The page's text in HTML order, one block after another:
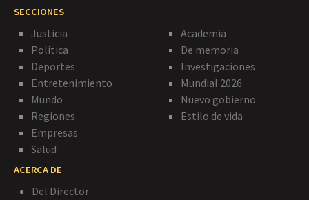
SECCIONES
Justicia
Política
Deportes
Entretenimiento
Mundo
Regiones
Empresas
Salud
Academia
De memoria
Investigaciones
Mundial 2026
Nuevo gobierno
Estilo de vida
ACERCA DE
Del Director